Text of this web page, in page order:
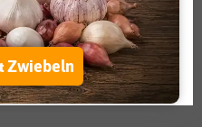
Zwiebeln